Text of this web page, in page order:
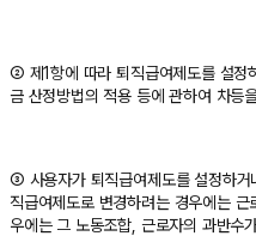
② 제1항에 따라 퇴직급여제도를 설정
금 산정방법의 적용 등에 관하여 차등
③ 사용자가 퇴직급여제도를 설정하거
직급여제도로 변경하려는 경우에는
우에는 그 노동조합, 근로자의 과반수